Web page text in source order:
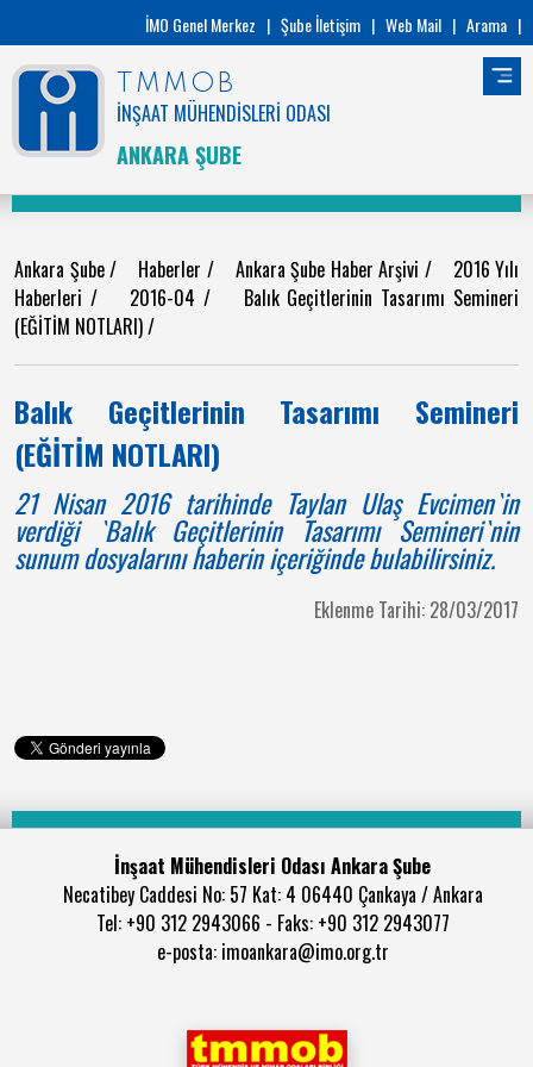
İMO Genel Merkez | Şube İletişim | Web Mail | Arama |
TMMOB
İNŞAAT MÜHENDİSLERİ ODASI
ANKARA ŞUBE
Ankara Şube/ Haberler / Ankara Şube Haber Arşivi / 2016 Yılı
Haberleri / 2016-04/ Balık Geçitlerinin Tasarımı Semineri
(EĞİTİM NOTLARI)/
Balık Geçitlerinin Tasarımı Semineri
(EĞİTİM NOTLARI)
21 Nisan 2016 tarihinde Taylan Ulaş Evcimen`in
verdiği `Balık Geçitlerinin Tasarımı Semineri`nin
sunum dosyalarını haberin içeriğinde bulabilirsiniz.
Eklenme Tarihi: 28/03/2017
İnşaat Mühendisleri Odası Ankara Şube
Necatibey Caddesi No: 57 Kat: 4 06440 Çankaya / Ankara
Tel: +90 312 2943066 - Faks: +90 312 2943077
e-posta: imoankara@imo.org.tr